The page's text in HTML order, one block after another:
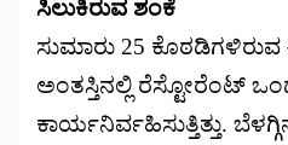
ಸಿಲುಕಿರುವ ಶಂಕೆ
ಸುಮಾರು 25
ಅಂತಸ್ತಿನಲ್ಲಿ ರೆಸ್ಟೋರೆಂಟ್
ಕಾರ್ಯನಿರ್ವಹಿಸುತ್ತಿತ್ತು.